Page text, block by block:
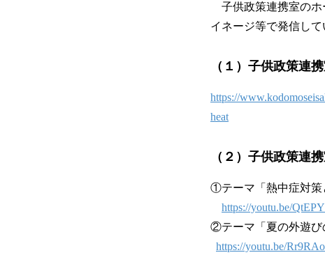
子供政策連携室のホ
イネージ等で発信して
（１）子供政策連
https://
heat
（２）子供政策連
①テーマ「熱中症対策
https://youtu.be/
②テーマ「夏の外遊び
https://youtu.be/